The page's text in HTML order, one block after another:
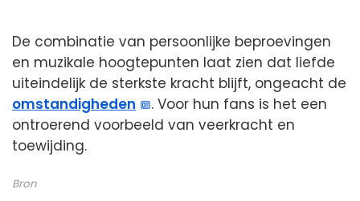
De combinatie van persoonlijke beproevingen
en muzikale hoogtepunten laat zien dat liefde
uiteindelijk de sterkste kracht blijft, ongeacht de
omstandigheden
. Voor hun fans is het een
ontroerend voorbeeld van veerkracht en
toewijding.
Bron